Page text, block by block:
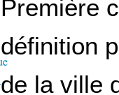
Première
définition
de la ville